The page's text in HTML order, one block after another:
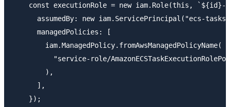
const executionRole = new iam.Role(this, `${id}-
assumedBy: new iam.ServicePrincipal("ecs-
      managedPolicies: [
        iam.ManagedPolicy.fromAwsManagedPolicyName(
"service-role/
        ),
      ],
    });